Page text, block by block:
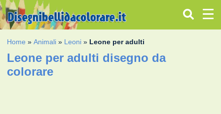
Home »Animali » Leoni » Leone per adulti
Leone per adulti disegno da
colorare